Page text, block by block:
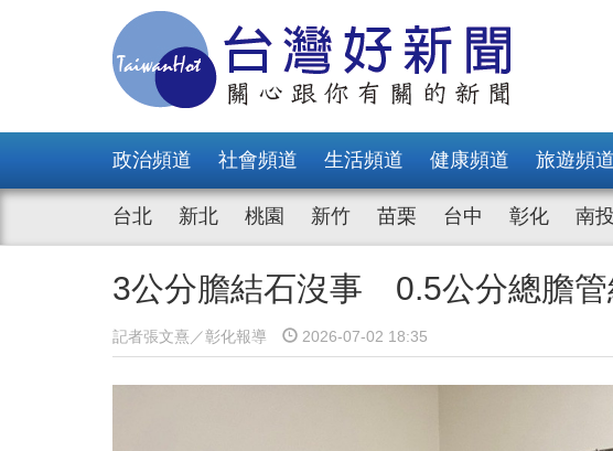
政治頻道 社會頻道 生活頻道 健康頻道 旅遊頻道
台北 新北 桃園 新竹 苗栗 台中 彰化 南投
3公分膽結石沒事 0.5公分總膽管
記者張文熹／彰化報導 2026-07-02 18:35